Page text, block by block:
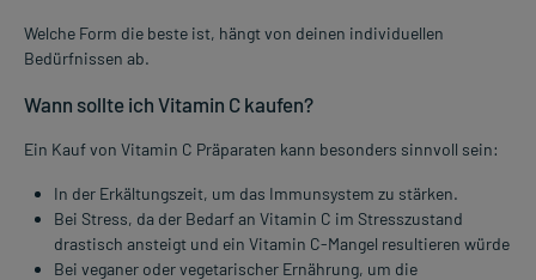
Welche Form die beste ist, hängt von deinen individuellen
Bedürfnissen ab.
Wann sollte ich Vitamin C kaufen?
Ein Kauf von Vitamin C Präparaten kann besonders sinnvoll sein:
In der Erkältungszeit, um das Immunsystem zu stärken.
Bei Stress, da der Bedarf an Vitamin C im Stresszustand
drastisch ansteigt und ein Vitamin C-Mangel resultieren würde
Bei veganer oder vegetarischer Ernährung, um die